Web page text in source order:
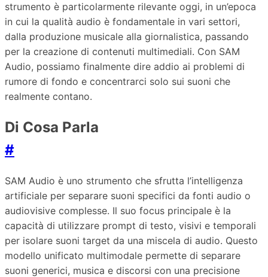
strumento è particolarmente rilevante oggi, in un’epoca
in cui la qualità audio è fondamentale in vari settori,
dalla produzione musicale alla giornalistica, passando
per la creazione di contenuti multimediali. Con SAM
Audio, possiamo finalmente dire addio ai problemi di
rumore di fondo e concentrarci solo sui suoni che
realmente contano.
Di Cosa Parla
#
SAM Audio è uno strumento che sfrutta l’intelligenza
artificiale per separare suoni specifici da fonti audio o
audiovisive complesse. Il suo focus principale è la
capacità di utilizzare prompt di testo, visivi e temporali
per isolare suoni target da una miscela di audio. Questo
modello unificato multimodale permette di separare
suoni generici, musica e discorsi con una precisione